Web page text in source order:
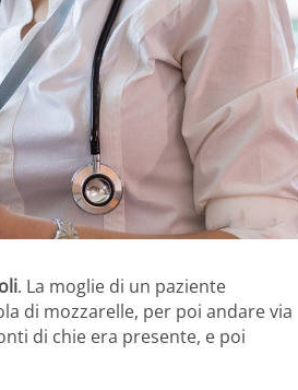
. La moglie di un paziente
di mozzarelle, per poi andare via
di chie era presente, e poi